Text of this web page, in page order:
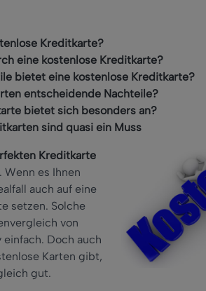
Kreditkarte?
eine kostenlose Kreditkarte?
bietet eine kostenlose Kreditkarte?
entscheidende Nachteile?
bietet sich besonders an?
sind quasi ein Muss
Kreditkarte
es Ihnen
auch auf eine
setzen. Solche
von
Doch auch
Karten gibt,
gut.